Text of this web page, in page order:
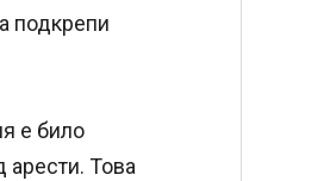
подкрепи
е било
арести. Това